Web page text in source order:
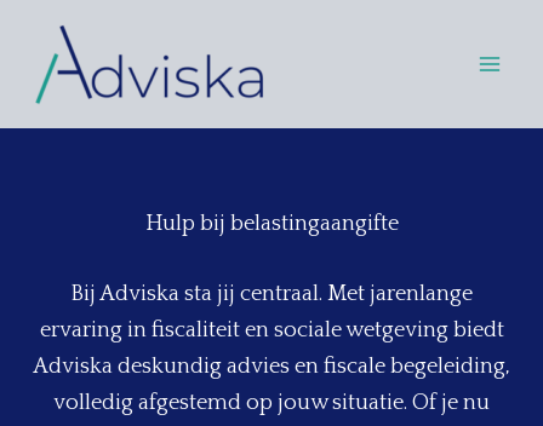
content
Hulp bij belastingaangifte
Bij Adviska sta jij centraal. Met jarenlange
ervaring in fiscaliteit en sociale wetgeving biedt
Adviska deskundig advies en fiscale begeleiding,
volledig afgestemd op jouw situatie. Of je nu